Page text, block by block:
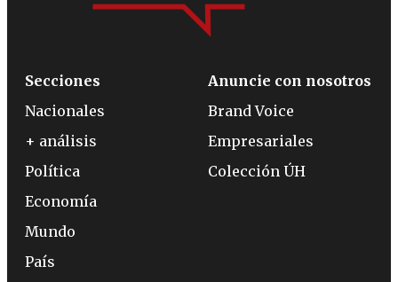
Secciones
Nacionales
+ análisis
Política
Economía
Mundo
País
Anuncie con nosotros
Brand Voice
Empresariales
Colección ÚH